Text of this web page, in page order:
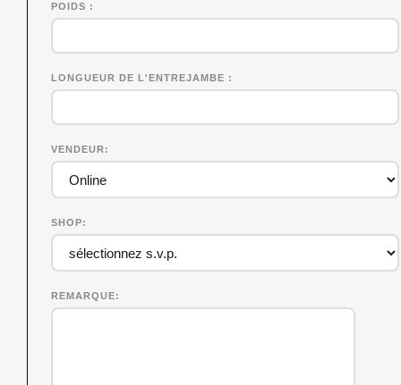
POIDS
LONGUEUR DE L'ENTREJAMBE
VENDEUR
SHOP
REMARQUE